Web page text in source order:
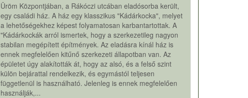
Üröm Központjában, a Rákóczi utcában eladósorba került,
egy családi ház. A ház egy klasszikus "Kádárkocka", melyet
a lehetőségekhez képest folyamatosan karbantartottak. A
"Kádárkockák arról ismertek, hogy a szerkezetileg nagyon
stabilan megépített építmények. Az eladásra kínál ház is
ennek megfelelően kitűnő szerkezeti állapotban van. Az
épületet úgy alakították át, hogy az alsó, és a felső szint
külön bejárattal rendelkezik, és egymástól teljesen
függetlenül is használható. Jelenleg is ennek megfelelően
használják,...